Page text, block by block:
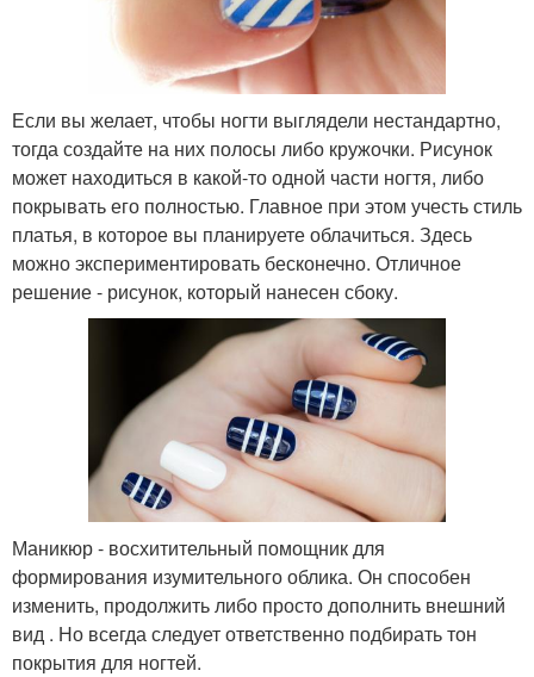
Если вы желает, чтобы ногти выглядели нестандартно,
тогда создайте на них полосы либо кружочки. Рисунок
может находиться в какой-то одной части ногтя, либо
покрывать его полностью. Главное при этом учесть стиль
платья, в которое вы планируете облачиться. Здесь
можно экспериментировать бесконечно. Отличное
решение - рисунок, который нанесен сбоку.
Маникюр - восхитительный помощник для
формирования изумительного облика. Он способен
изменить, продолжить либо просто дополнить внешний
вид . Но всегда следует ответственно подбирать тон
покрытия для ногтей.